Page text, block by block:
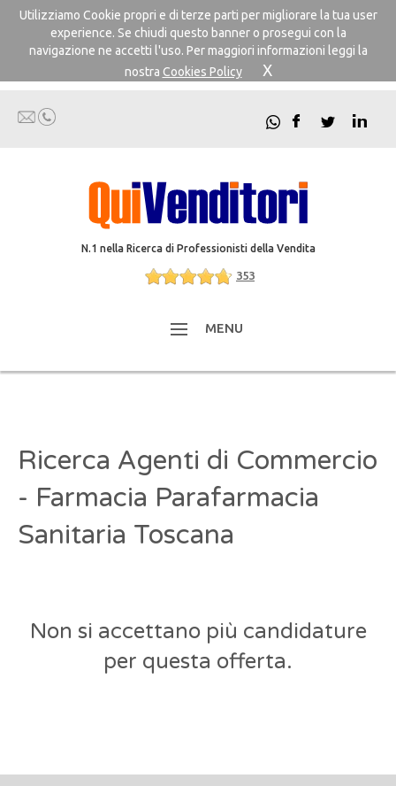
Utilizziamo Cookie propri e di terze parti per migliorare la tua user
experience. Se chiudi questo banner o prosegui con la
navigazione ne accetti l'uso. Per maggiori informazioni leggi la
nostra Cookies Policy X
N.1 nella Ricerca di Professionisti della Vendita
353
MENU
Ricerca Agenti di Commercio
- Farmacia Parafarmacia
Sanitaria Toscana
Non si accettano più candidature
per questa offerta.